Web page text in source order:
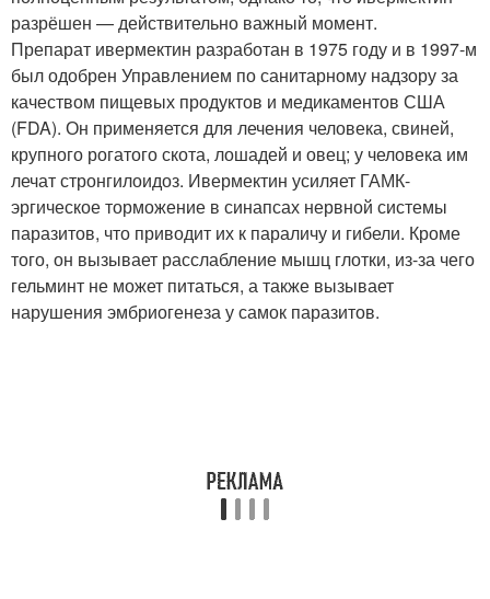
разрёшен — действительно важный момент.
Препарат ивермектин разработан в 1975 году и в 1997-м
был одобрен Управлением по санитарному надзору за
качеством пищевых продуктов и медикаментов США
(FDA). Он применяется для лечения человека, свиней,
крупного рогатого скота, лошадей и овец; у человека им
лечат стронгилоидоз. Ивермектин усиляет ГАМК-
эргическое торможение в синапсах нервной системы
паразитов, что приводит их к параличу и гибели. Кроме
того, он вызывает расслабление мышц глотки, из-за чего
гельминт не может питаться, а также вызывает
нарушения эмбриогенеза у самок паразитов.